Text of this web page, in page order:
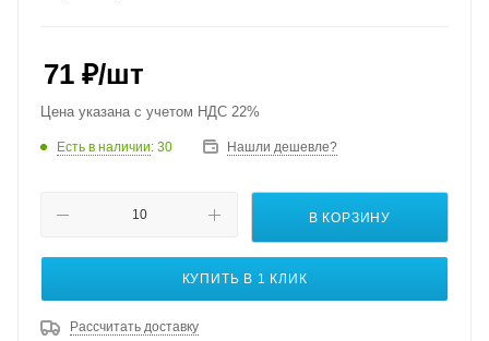
71 ₽/шт
Цена указана с учетом НДС 22%
Есть в наличии: 30 Нашли дешевле?
В КОРЗИНУ
КУПИТЬ В 1 КЛИК
Рассчитать доставку